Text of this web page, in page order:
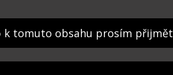
k tomuto obsahu prosím